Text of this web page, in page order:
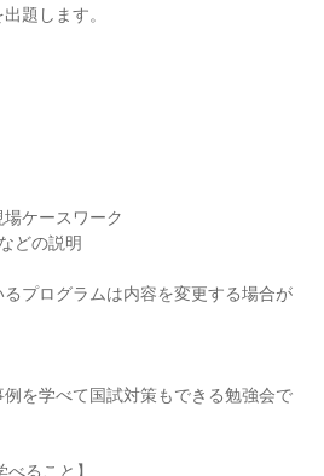
題します。
場ケースワーク
どの説明
プログラムは内容を変更する場合が
を学べて国試対策もできる勉強会で
ること】